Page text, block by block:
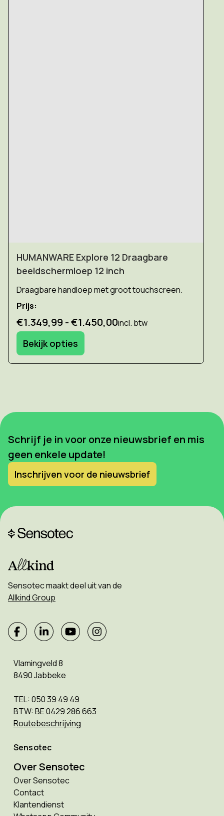
HUMANWARE Explore 12 Draagbare
beeldschermloep 12 inch
Draagbare handloep met groot touchscreen.
Prijs:
€1.349,99 - €1.450,00incl. btw
Bekijk opties
Schrijf je in voor onze nieuwsbrief en mis
geen enkele update!
Inschrijven voor de nieuwsbrief
Sensotec maakt deel uit van de
Allkind Group
Vlamingveld 8
8490 Jabbeke
TEL: 050 39 49 49
BTW: BE 0429 286 663
Routebeschrijving
Sensotec
Over Sensotec
Over Sensotec
Contact
Klantendienst